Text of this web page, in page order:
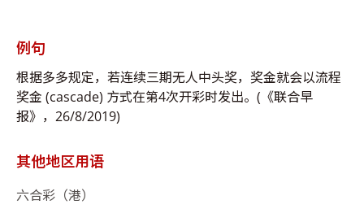
例句
根据多多规定，若连续三期无人中头奖，奖金就会以流程
奖金 (cascade) 方式在第4次开彩时发出。(《联合早
报》，26/8/2019)
其他地区用语
六合彩（港）